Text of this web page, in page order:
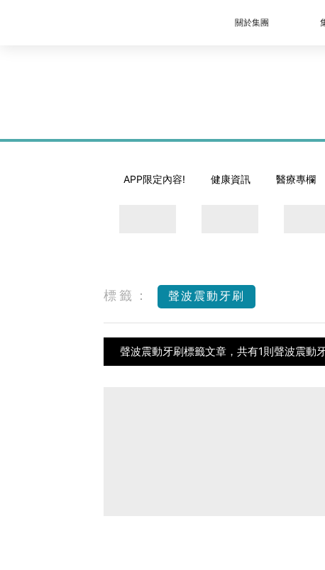
關於集團
APP限定內容! 健康資訊 醫療專欄
標籤： 聲波震動牙刷
聲波震動牙刷標籤文章，共有1則聲波震動